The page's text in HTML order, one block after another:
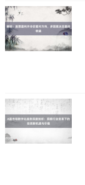
上证综指